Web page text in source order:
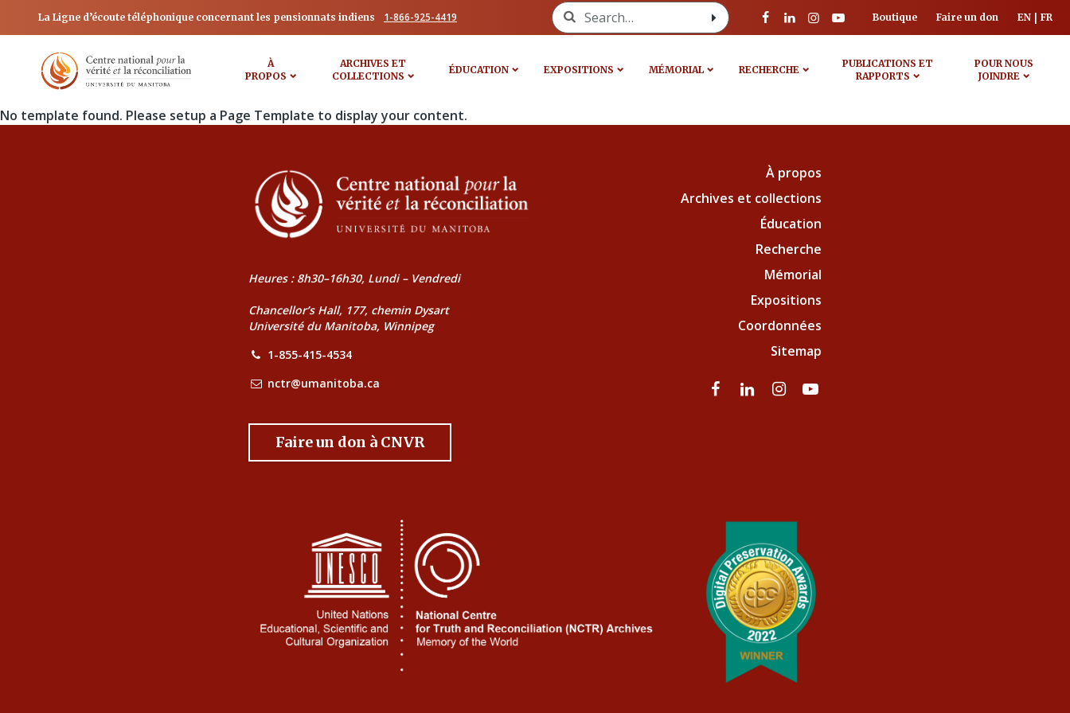
La Ligne d’écoute téléphonique concernant les pensionnats indiens 1-866-925-4419 Search for: Boutique Faire un don EN FR
À
PROPOS
ARCHIVES ET
COLLECTIONS
ÉDUCATION EXPOSITIONS MÉMORIAL RECHERCHE
PUBLICATIONS ET
RAPPORTS
POUR NOUS
JOINDRE
No template found. Please setup a Page Template to display your content.
Heures : 8h30–16h30, Lundi – Vendredi
Chancellor’s Hall, 177, chemin Dysart
Université du Manitoba, Winnipeg
1-855-415-4534
nctr@umanitoba.ca
Faire un don à CNVR
À propos
Archives et collections
Éducation
Recherche
Mémorial
Expositions
Coordonnées
Sitemap